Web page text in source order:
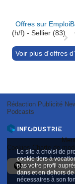
Le site a choisi de
cookie tiers à
pas votre profil
dans et en dehors
nécessaires à son
Offres sur
(h/f) - Sellier (83)
Voir plus d'offres
Rédaction Publicité
Podcasts
Cookies Charte de
Version internationale